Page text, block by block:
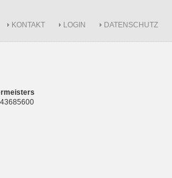
KONTAKT LOGIN DATENSCHUTZ